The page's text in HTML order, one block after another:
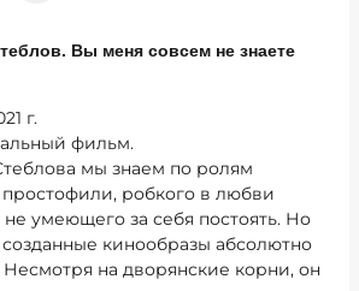
Вы меня совсем не знаете
г.
фильм.
мы знаем по ролям
простофили, робкого в любви
не умеющего за себя постоять. Но
кинообразы абсолютно
на дворянские корни, он